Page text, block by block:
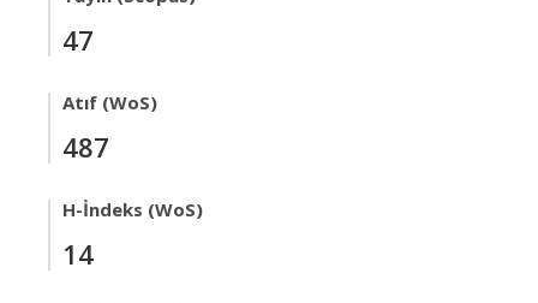
47
Atıf (WoS)
487
H-İndeks (WoS)
14